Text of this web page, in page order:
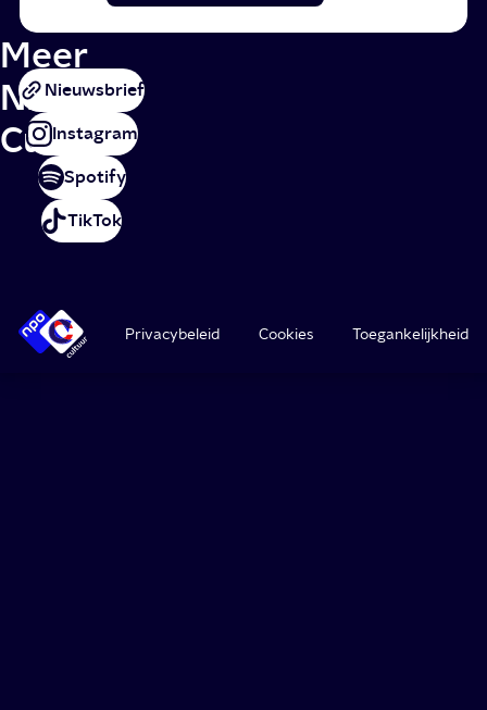
Meer
NPO
Cultuur
Nieuwsbrief
Instagram
Spotify
TikTok
Privacybeleid Cookies Toegankelijkheid